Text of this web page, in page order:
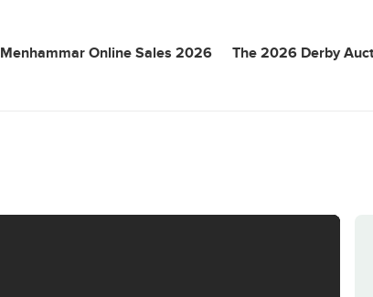
Menhammar Online Sales 2026 The 2026 Derby